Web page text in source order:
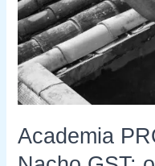
Academia
opiniones
2026